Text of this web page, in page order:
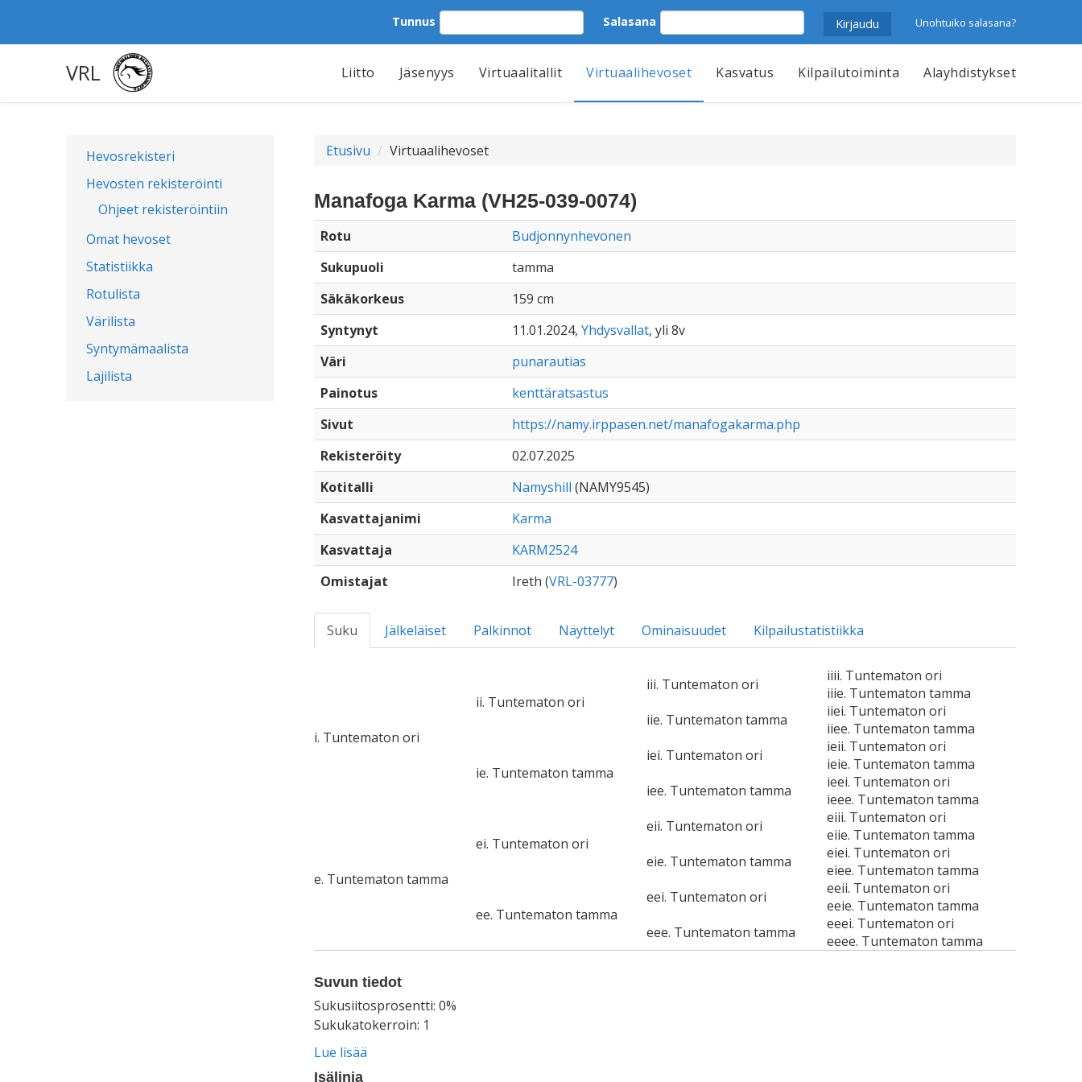
Tunnus Salasana Unohtuiko salasana?
VRL Liitto Jäsenyys Virtuaalitallit Virtuaalihevoset Kasvatus Kilpailutoiminta Alayhdistykset
Hevosrekisteri
Hevosten rekisteröinti
Ohjeet rekisteröintiin
Omat hevoset
Statistiikka
Rotulista
Värilista
Syntymämaalista
Lajilista
Etusivu Virtuaalihevoset
Manafoga Karma (VH25-039-0074)
Rotu
Budjonnynhevonen
Sukupuoli
tamma
Säkäkorkeus
159 cm
Syntynyt
11.01.2024, Yhdysvallat, yli 8v
Väri
punarautias
Painotus
kenttäratsastus
Sivut
https://namy.irppasen.net/manafogakarma.php
Rekisteröity
02.07.2025
Kotitalli
Namyshill (NAMY9545)
Kasvattajanimi
Karma
Kasvattaja
KARM2524
Omistajat
Ireth (VRL-03777)
Suku Jälkeläiset Palkinnot Näyttelyt Ominaisuudet Kilpailustatistiikka
i. Tuntematon ori
ii. Tuntematon ori
iii. Tuntematon ori
iiii. Tuntematon ori
iiie. Tuntematon tamma
iie. Tuntematon tamma
iiei. Tuntematon ori
iiee. Tuntematon tamma
ie. Tuntematon tamma
iei. Tuntematon ori
ieii. Tuntematon ori
ieie. Tuntematon tamma
iee. Tuntematon tamma
ieei. Tuntematon ori
ieee. Tuntematon tamma
e. Tuntematon tamma
ei. Tuntematon ori
eii. Tuntematon ori
eiii. Tuntematon ori
eiie. Tuntematon tamma
eie. Tuntematon tamma
eiei. Tuntematon ori
eiee. Tuntematon tamma
ee. Tuntematon tamma
eei. Tuntematon ori
eeii. Tuntematon ori
eeie. Tuntematon tamma
eee. Tuntematon tamma
eeei. Tuntematon ori
eeee. Tuntematon tamma
Suvun tiedot
Sukusiitosprosentti: 0%
Sukukatokerroin: 1
Lue lisää
Isälinja